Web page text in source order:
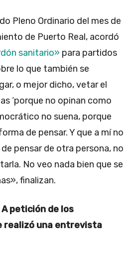
Pleno Ordinario del mes de
de Puerto Real, acordó
sanitario» para partidos
lo que también se
o mejor dicho, vetar el
‘porque no opinan como
no suena, porque
de pensar. Y que a mí no
pensar de otra persona, no
No veo nada bien que se
finalizan.
A petición de los
realizó una entrevista